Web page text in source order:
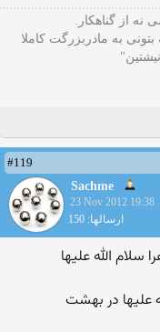
نه از گناهکار.
به مادربزرگت کاملا
#119
Sachme
23 Nov 2012 19:38
ارسالها: 150